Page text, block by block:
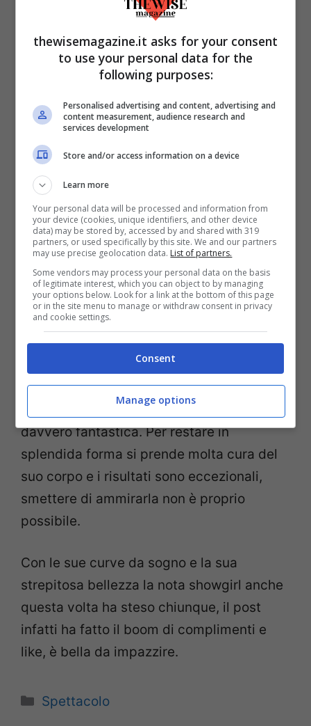
scatto che la ritrae in vacanza, per
ricordare quando stava bene al mare e
contrastare l’attuale grigio di Milano.
thewisemagazine.it
Nella fotoGiorgia Palmas
mentre si lascia accarezzare dal sole
sfoggia un corpo mozzafiato. Il bikini che
indossa è minuscolo ed esalta le sue
fantastiche forme, all’età di 41 anni è
davvero fantastica. Per restare in
splendida forma si prende molta cura del
suo corpo e i risultati sono eccezionali,
smettere di ammirarla non è proprio
possibile.
Con le sue curve da sogno e la sua
strepitosa bellezza la nota showgirl anche
questa volta ha steso chiunque, il post
infatti ha fatto il boom di complimenti e
like, è bella da impazzire.
Categorie
Spettacolo
thewisemagazine.it asks for your consent
to use your personal data for the
following purposes:
Personalised advertising and content, advertising and
content measurement, audience research and
services development
Store and/or access information on a device
Learn more
Your personal data will be processed and information from
your device (cookies, unique identifiers, and other device
data) may be stored by, accessed by and shared with 319
partners, or used specifically by this site. We and our partners
may use precise geolocation data. List of partners.
Some vendors may process your personal data on the basis
of legitimate interest, which you can object to by managing
your options below. Look for a link at the bottom of this page
or in the site menu to manage or withdraw consent in privacy
and cookie settings.
Consent
Manage options